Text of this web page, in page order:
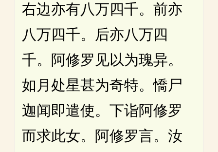
右边亦有八万四千。前亦
八万四千。后亦八万四
千。阿修罗见以为瑰异。
如月处星甚为奇特。憍尸
迦闻即遣使。下诣阿修罗
而求此女。阿修罗言。汝